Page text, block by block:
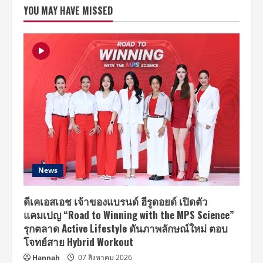
ทเวย์
แอท
บางซื่อ
ฉลอง
ครบ
รอบ
2
ปี
‘ยก
ขบวน
ความ
สุด
พิเศษ
X2’
พบ
กับ
ดารา
มากมาย
มอบ
ความ
X2
ส่ง
ท้าย
ปี!
YOU MAY HAVE MISSED
News
ดีเคเอสเอช เจ้าของแบรนด์ ฮีรูดอยด์ เปิดตัว
แคมเปญ “Road to Winning with the MPS Science”
รุกตลาด Active Lifestyle ดันภาพลักษณ์ใหม่ ตอบ
โจทย์สาย Hybrid Workout
Hannah 07 สิงหาคม 2026